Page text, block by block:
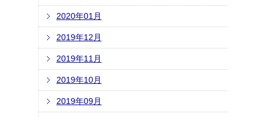
2020年01月
2019年12月
2019年11月
2019年10月
2019年09月